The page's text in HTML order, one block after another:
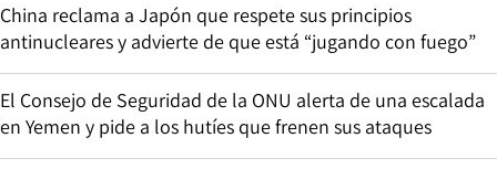
China reclama a Japón que respete sus principios
antinucleares y advierte de que está “jugando con fuego”
El Consejo de Seguridad de la ONU alerta de una escalada
en Yemen y pide a los hutíes que frenen sus ataques